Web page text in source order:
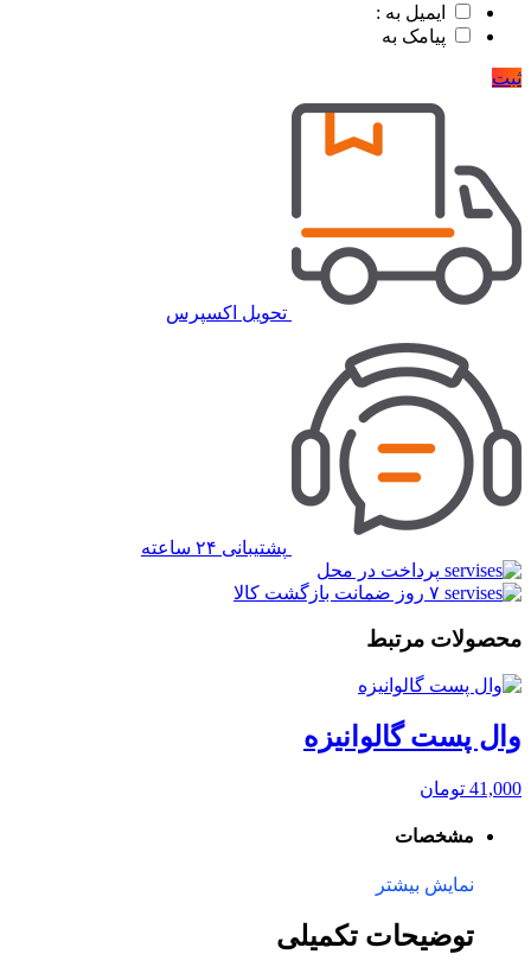
ایمیل به :
پیامک به
ثبت
تحویل اکسپرس
پشتیبانی ۲۴ ساعته
پرداخت در محل
۷ روز ضمانت بازگشت کالا
محصولات مرتبط
وال پست گالوانیزه
41,000 تومان
مشخصات
نمایش بیشتر
توضیحات تکمیلی